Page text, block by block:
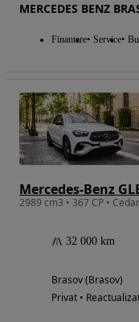
MERCEDES BENZ
Finantare Service
Mercedes-Benz
32 000 km
Brasov (Brasov)
Privat •